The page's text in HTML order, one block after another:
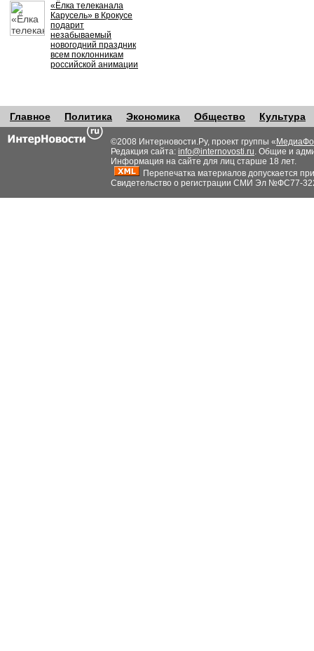
«Ёлка телеканала
Карусель» в Крокусе
подарит
незабываемый
новогодний праздник
всем поклонникам
российской анимации
Главное Политика Экономика Общество Культура
©2008 Интерновости.Ру, проект группы «
Редакция сайта: info@internovosti.ru. Общие и
Информация на сайте для лиц старше 18 лет.
Перепечатка материалов допускается
Свидетельство о регистрации СМИ Эл №ФС77-